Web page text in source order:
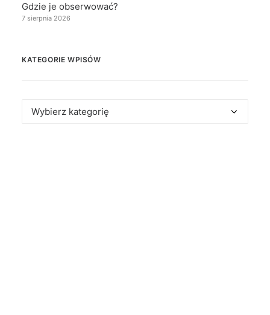
Gdzie je obserwować?
7 sierpnia 2026
KATEGORIE WPISÓW
Kategorie